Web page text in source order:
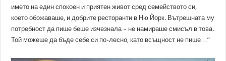
името на един спокоен и приятен живот сред семейството си,
което обожаваше, и добрите ресторанти в Ню Йорк. Вътрешната му
потребност да пише беше изчезнала – не намираше смисъл в това.
Той можеше да бъде себе си по-лесно, като всъщност не пише…”